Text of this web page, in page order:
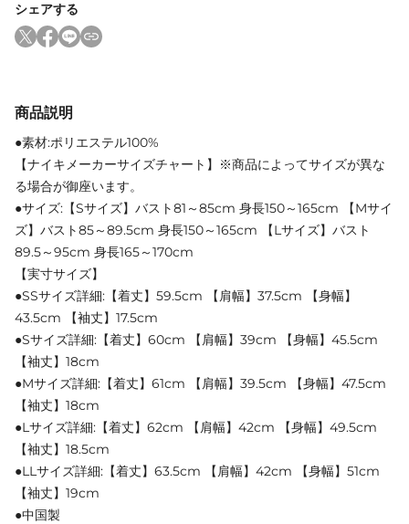
シェアする
商品説明
●素材:ポリエステル100%
【ナイキメーカーサイズチャート】※商品によってサイズが異な
る場合が御座います。
●サイズ:【Sサイズ】バスト81～85cm 身長150～165cm 【Mサイ
ズ】バスト85～89.5cm 身長150～165cm 【Lサイズ】バスト
89.5～95cm 身長165～170cm
【実寸サイズ】
●SSサイズ詳細:【着丈】59.5cm 【肩幅】37.5cm 【身幅】
43.5cm 【袖丈】17.5cm
●Sサイズ詳細:【着丈】60cm 【肩幅】39cm 【身幅】45.5cm
【袖丈】18cm
●Mサイズ詳細:【着丈】61cm 【肩幅】39.5cm 【身幅】47.5cm
【袖丈】18cm
●Lサイズ詳細:【着丈】62cm 【肩幅】42cm 【身幅】49.5cm
【袖丈】18.5cm
●LLサイズ詳細:【着丈】63.5cm 【肩幅】42cm 【身幅】51cm
【袖丈】19cm
●中国製